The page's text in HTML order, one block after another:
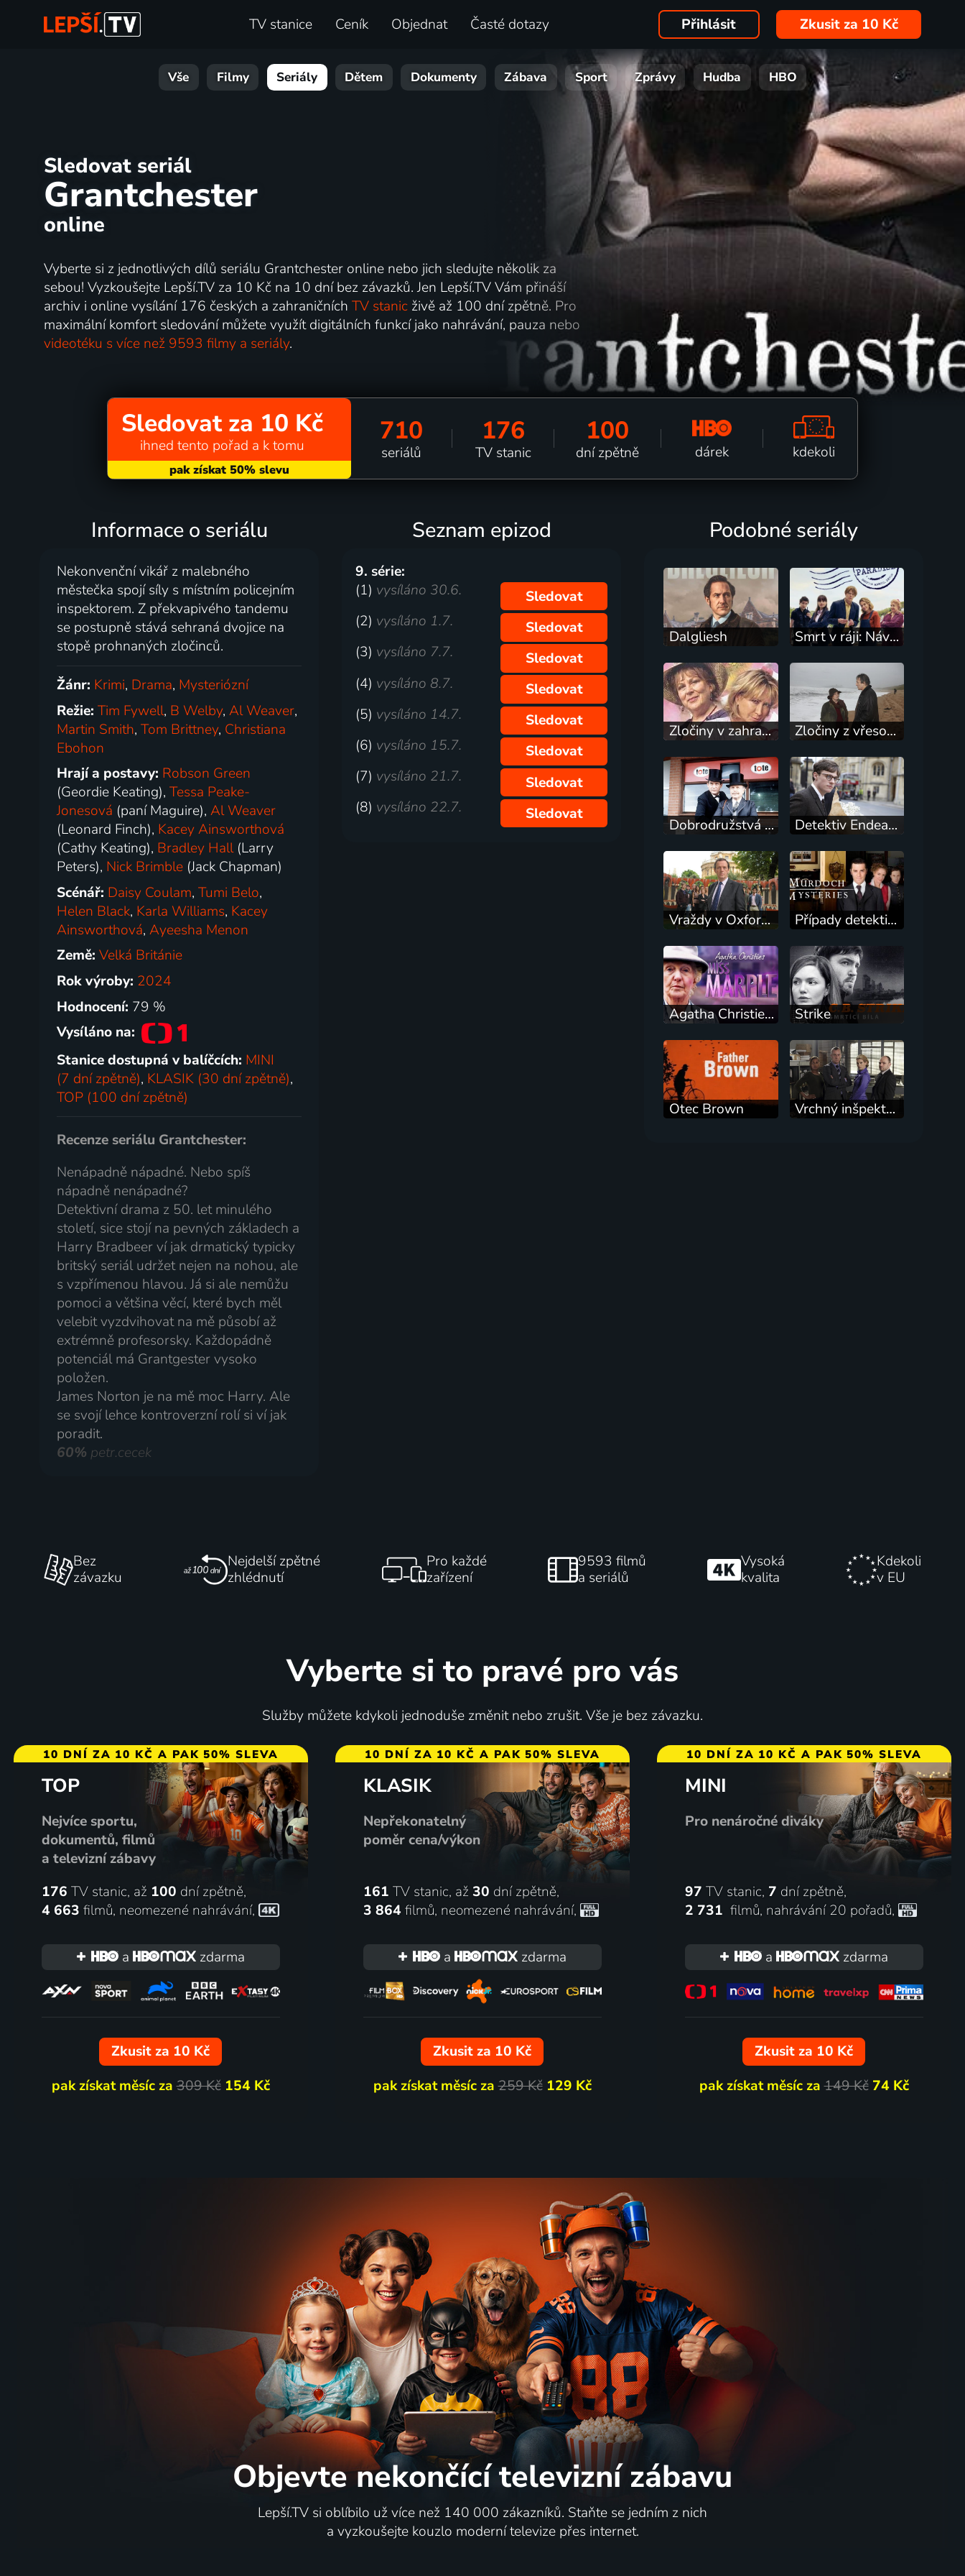
TV stanice Ceník Objednat Časté dotazy Přihlásit Zkusit za 10 Kč
Vše Filmy Seriály Dětem Dokumenty Zábava Sport Zprávy Hudba HBO
Sledovat seriál
Grantchester
online
Vyberte si z jednotlivých dílů seriálu Grantchester online nebo jich sledujte několik za
sebou! Vyzkoušejte Lepší.TV za 10 Kč na 10 dní bez závazků. Jen Lepší.TV Vám přináší
archiv i online vysílání 176 českých a zahraničních TV stanicživě až 100 dní zpětně. Pro
maximální komfort sledování můžete využít digitálních funkcí jako nahrávání, pauza nebo
videotéku s více než 9593 filmy a seriály.
Sledovat za 10 Kč
ihned tento pořad a k tomu 710
seriálů
176
TV stanic
100
dní zpětně dárek kdekoli
Informace o seriálu
Nekonvenční vikář z malebného
městečka spojí síly s místním policejním
inspektorem. Z překvapivého tandemu
se postupně stává sehraná dvojice na
stopě prohnaných zločinců.
Žánr: Krimi, Drama, Mysteriózní
Režie:Tim Fywell, B Welby,Al Weaver,
Martin Smith,Tom Brittney, Christiana
Ebohon
Hrají a postavy: Robson Green
(Geordie Keating),Tessa Peake-
Jonesová (paní Maguire),Al Weaver
(Leonard Finch), Kacey Ainsworthová
(Cathy Keating), Bradley Hall(Larry
Peters), Nick Brimble (Jack Chapman)
Scénář: Daisy Coulam,Tumi Belo,
Helen Black, Karla Williams, Kacey
Ainsworthová,Ayeesha Menon
Země:Velká Británie
Rok výroby: 2024
Hodnocení: 79 %
Vysíláno na:
Stanice dostupná v balíčcích: MINI
(7 dní zpětně), KLASIK (30 dní zpětně),
TOP (100 dní zpětně)
Recenze seriálu Grantchester:
Nenápadně nápadné. Nebo spíš
nápadně nenápadné?
Detektivní drama z 50. let minulého
století, sice stojí na pevných základech a
Harry Bradbeer ví jak drmatický typicky
britský seriál udržet nejen na nohou, ale
s vzpřímenou hlavou. Já si ale nemůžu
pomoci a většina věcí, které bych měl
velebit vyzdvihovat na mě působí až
extrémně profesorsky. Každopádně
potenciál má Grantgester vysoko
položen.
James Norton je na mě moc Harry. Ale
se svojí lehce kontroverzní rolí si ví jak
poradit.
60% petr.cecek
Seznam epizod
9. série:
(1) vysíláno 30.6.
Sledovat
(2) vysíláno 1.7.
Sledovat
(3) vysíláno 7.7.
Sledovat
(4) vysíláno 8.7.
Sledovat
(5) vysíláno 14.7.
Sledovat
(6) vysíláno 15.7.
Sledovat
(7) vysíláno 21.7.
Sledovat
(8) vysíláno 22.7. Sledovat
Podobné seriály
Dalgliesh Smrt v ráji: Návrat
Zločiny v zahradách Zločiny z vřesovišť
Dobrodružstvá Sherlocka Holmesa Detektiv Endeavour Morse
Vraždy v Oxfordu Případy detektiva Murdocha
Agatha Christie: Slečna Marpleová Strike
Otec Brown Vrchný inšpektor Banks: Doživotné následky
Bez
závazku
Nejdelší zpětné
zhlédnutí
Pro každé
zařízení
9593 filmů
a seriálů
Vysoká
kvalita
Kdekoli
v EU
Vyberte si to pravé pro vás
Služby můžete kdykoli jednoduše změnit nebo zrušit. Vše je bez závazku.
10 DNÍ ZA 10 KČ A PAK 50% SLEVA
TOP
Nejvíce sportu,
dokumentů, filmů
a televizní zábavy
176 TV stanic, až 100 dní zpětně,
4 663 filmů, neomezené nahrávání,
a zdarma
Zkusit za 10 Kč
pak získat měsíc za309 Kč 154 Kč
10 DNÍ ZA 10 KČ A PAK 50% SLEVA
KLASIK
Nepřekonatelný
poměr cena/výkon
161 TV stanic, až 30 dní zpětně,
3 864 filmů, neomezené nahrávání,
a zdarma
Zkusit za 10 Kč
pak získat měsíc za259 Kč 129 Kč
10 DNÍ ZA 10 KČ A PAK 50% SLEVA
MINI
Pro nenáročné diváky
97 TV stanic, 7 dní zpětně,
2 731 filmů, nahrávání 20 pořadů,
a zdarma
Zkusit za 10 Kč
pak získat měsíc za149 Kč 74 Kč
Objevte nekončící televizní zábavu
Lepší.TV si oblíbilo už více než 140 000 zákazníků. Staňte se jedním z nich
a vyzkoušejte kouzlo moderní televize přes internet.